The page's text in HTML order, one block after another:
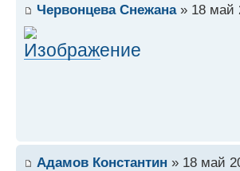
Червонцева Снежана» 18 май
Адамов Константин » 18 май